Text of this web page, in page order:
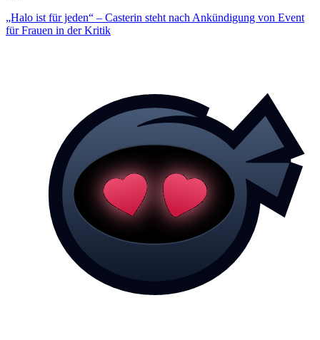
„Halo ist für jeden“ – Casterin steht nach Ankündigung von Event
für Frauen in der Kritik